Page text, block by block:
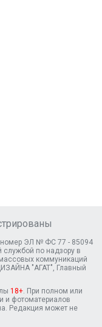
номер ЭЛ № ФС 77 - 85094
службой по надзору в
коммуникаций
"АГАТ", Главный
18+ . При полном или
и фотоматериалов
Редакция может не